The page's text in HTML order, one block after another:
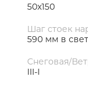
50х150
Шаг стоек
590 мм в
Снеговая/
III-I